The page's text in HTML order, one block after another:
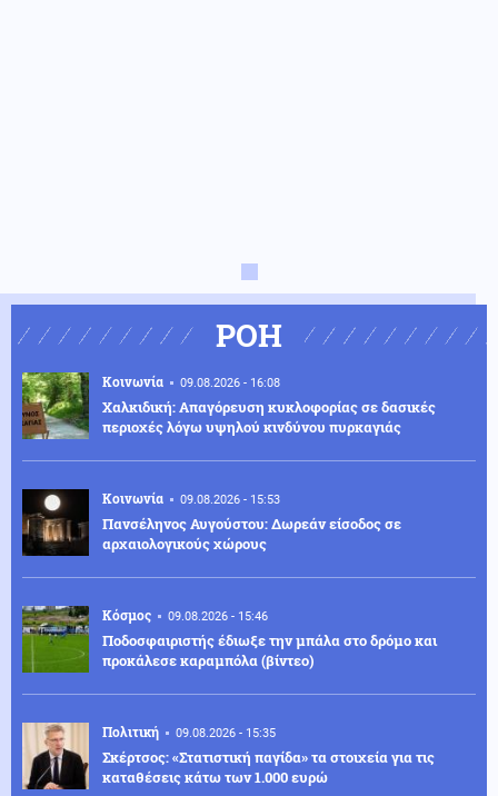
ΡΟΗ
Κοινωνία 09.08.2026 - 16:08
Χαλκιδική: Απαγόρευση κυκλοφορίας σε δασικές
περιοχές λόγω υψηλού κινδύνου πυρκαγιάς
Κοινωνία 09.08.2026 - 15:53
Πανσέληνος Αυγούστου: Δωρεάν είσοδος σε
αρχαιολογικούς χώρους
Κόσμος 09.08.2026 - 15:46
Ποδοσφαιριστής έδιωξε την μπάλα στο δρόμο και
προκάλεσε καραμπόλα (βίντεο)
Πολιτική 09.08.2026 - 15:35
Σκέρτσος: «Στατιστική παγίδα» τα στοιχεία για τις
καταθέσεις κάτω των 1.000 ευρώ